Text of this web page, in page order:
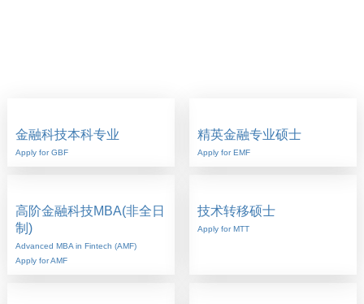
金融科技本科专业
Apply for GBF
精英金融专业硕士
Apply for EMF
高阶金融科技MBA(非全日
制)
Advanced MBA in Fintech (AMF)
Apply for AMF
技术转移硕士
Apply for MTT